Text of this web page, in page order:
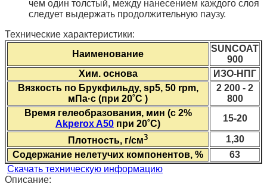
чем один толстый, между нанесением каждого слоя
следует выдержать продолжительную паузу.
Технические характеристики:
Наименование
SUNCOAT
900
Хим. основа
ИЗО-НПГ
Вязкость по Брукфильду, sp5, 50 rpm,
мПа·с (при 20˚С )
2 200 - 2
800
Время гелеобразования, мин (с 2%
Akperox A50 при 20˚С)
15-20
Плотность, г/см3
1,30
Содержание нелетучих компонентов, %
63
Скачать техническую информацию
Описание: